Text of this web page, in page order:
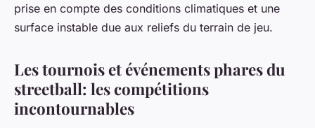
prise en compte des conditions climatiques et une
surface instable due aux reliefs du terrain de jeu.
Les tournois et événements phares du
streetball: les compétitions
incontournables